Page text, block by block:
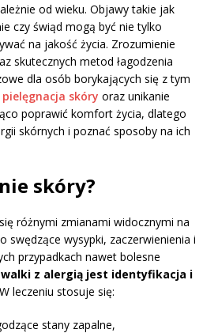
od wieku. Objawy takie jak
czy świąd mogą być nie tylko
na jakość życia. Zrozumienie
skutecznych metod łagodzenia
dla osób borykających się z tym
pielęgnacja skóry oraz unikanie
poprawić komfort życia, dlatego
skórnych i poznać sposoby na ich
skóry?
różnymi zmianami widocznymi na
swędzące wysypki, zaczerwienienia i
przypadkach nawet bolesne
walki z alergią jest identyfikacja i
W leczeniu stosuje się:
stany zapalne,